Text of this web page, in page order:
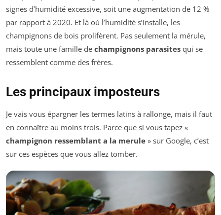
signes d’humidité excessive, soit une augmentation de 12 %
par rapport à 2020. Et là où l’humidité s’installe, les
champignons de bois prolifèrent. Pas seulement la mérule,
mais toute une famille de champignons parasites qui se
ressemblent comme des frères.
Les principaux imposteurs
Je vais vous épargner les termes latins à rallonge, mais il faut
en connaître au moins trois. Parce que si vous tapez «
champignon ressemblant a la merule » sur Google, c’est
sur ces espèces que vous allez tomber.